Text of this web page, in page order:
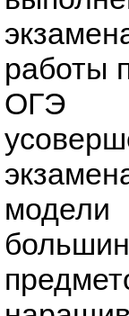
работы
ОГЭ